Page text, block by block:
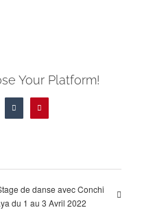
Your Platform!
Tumblr Pinterest
de danse avec Conchi
du 1 au 3 Avril 2022